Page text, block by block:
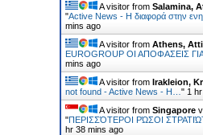
A visitor from Salamina,
"Active News - Η διαφορά στην
mins ago
A visitor from Athens,
EUROGROUP ΟΙ ΑΠΟΦΑΣΕΙΣ
mins ago
A visitor from Irakleion,
not found - Active News - Η… " 1
A visitor from Singapore
"ΠΕΡΙΣΣΌΤΕΡΟΙ ΡΏΣΟΙ
hr 38 mins ago